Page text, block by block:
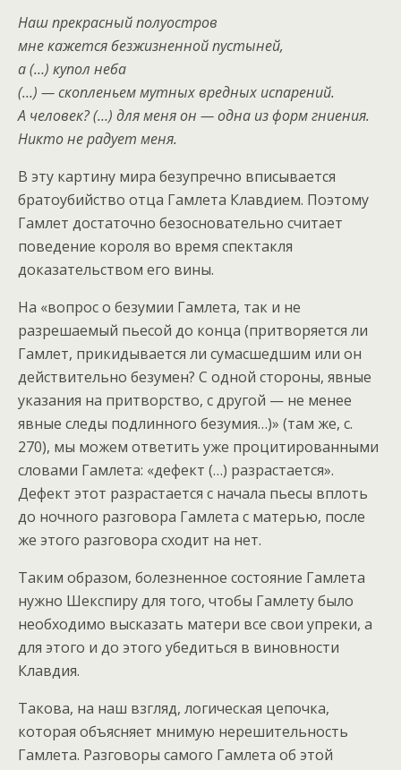
Наш прекрасный полуостров
мне кажется безжизненной пустыней,
а (…) купол неба
(…) — скопленьем мутных вредных испарений.
А человек? (…) для меня он — одна из форм гниения.
Никто не радует меня.
В эту картину мира безупречно вписывается
братоубийство отца Гамлета Клавдием. Поэтому
Гамлет достаточно безосновательно считает
поведение короля во время спектакля
доказательством его вины.
На «вопрос о безумии Гамлета, так и не
разрешаемый пьесой до конца (притворяется ли
Гамлет, прикидывается ли сумасшедшим или он
действительно безумен? С одной стороны, явные
указания на притворство, с другой — не менее
явные следы подлинного безумия…)» (там же, с.
270), мы можем ответить уже процитированными
словами Гамлета: «дефект (…) разрастается».
Дефект этот разрастается с начала пьесы вплоть
до ночного разговора Гамлета с матерью, после
же этого разговора сходит на нет.
Таким образом, болезненное состояние Гамлета
нужно Шекспиру для того, чтобы Гамлету было
необходимо высказать матери все свои упреки, а
для этого и до этого убедиться в виновности
Клавдия.
Такова, на наш взгляд, логическая цепочка,
которая объясняет мнимую нерешительность
Гамлета. Разговоры самого Гамлета об этой